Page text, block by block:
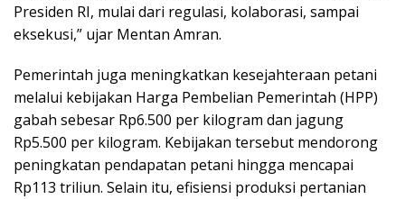
Presiden RI, mulai dari regulasi, kolaborasi, sampai
eksekusi,” ujar Mentan Amran.
Pemerintah juga meningkatkan kesejahteraan petani
melalui kebijakan Harga Pembelian Pemerintah (HPP)
gabah sebesar Rp6.500 per kilogram dan jagung
Rp5.500 per kilogram. Kebijakan tersebut mendorong
peningkatan pendapatan petani hingga mencapai
Rp113 triliun. Selain itu, efisiensi produksi pertanian